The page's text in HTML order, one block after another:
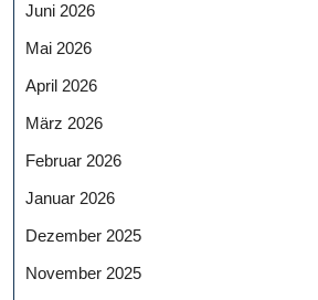
Juni 2026
Mai 2026
April 2026
März 2026
Februar 2026
Januar 2026
Dezember 2025
November 2025